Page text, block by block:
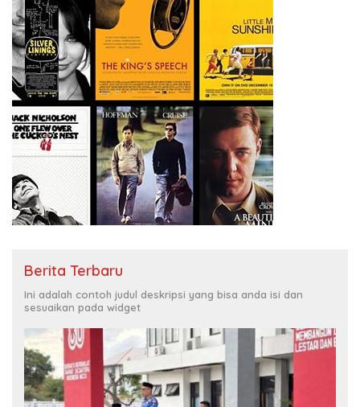
Berita Terbaru
Ini adalah contoh judul deskripsi yang bisa anda isi dan
sesuaikan pada widget